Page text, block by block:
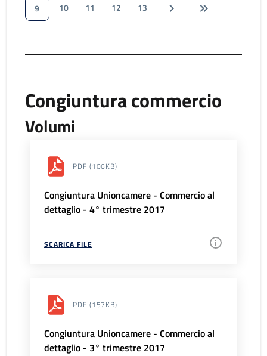
9
10 11 12 13
Congiuntura commercio
Volumi
PDF (106KB)
Congiuntura Unioncamere - Commercio al
dettaglio - 4° trimestre 2017
SCARICA FILE
PDF (157KB)
Congiuntura Unioncamere - Commercio al
dettaglio - 3° trimestre 2017